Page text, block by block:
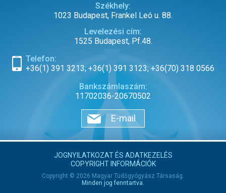
Székhely:
1023 Budapest, Frankel Leó u. 88.
Levelezési cím:
1525 Budapest, Pf.48.
Telefon:
+36(1) 391 3213; +36(1) 391 3123; +36(70) 318 0566
Bankszámlaszám:
11702036-20670502
E-mail
JOGNYILATKOZAT ÉS ADATKEZELÉS
COPYRIGHT INFORMÁCIÓK
Copyright © 2026 Magyar Tüdőgyógyász Társaság.
Minden jog fenntartva.